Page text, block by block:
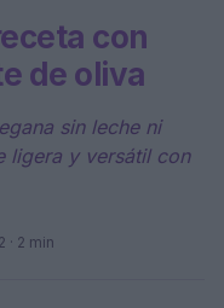
con
de oliva
sin leche ni
ligera y versátil con
· 2 min